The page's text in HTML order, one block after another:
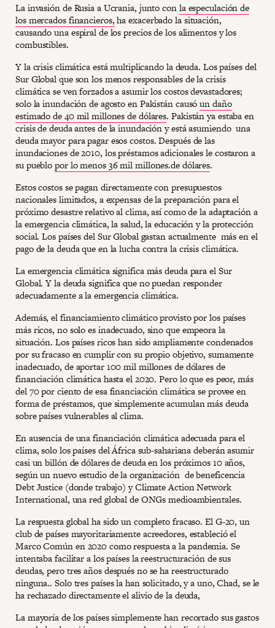
La invasión de Rusia a Ucrania, junto conla especulación de
los mercados financieros,ha exacerbado la situación,
causando una espiral de los precios de los alimentos y los
combustibles.
Y la crisis climática está multiplicando la deuda. Los países del
Sur Global que son los menos responsables de la crisis
climática se ven forzados a asumir los costos devastadores;
solo la inundación de agosto en Pakistán causóun daño
estimado de 40 mil millones de dólares. Pakistán ya estaba en
crisis de deuda antes de la inundación y está asumiendo una
deuda mayor para pagar esos costos. Después de las
inundaciones de 2010, los préstamos adicionales le costaron a
su pueblopor lo menos 36 mil millones.de dólares.
Estos costos se pagan directamente con presupuestos
nacionales limitados, a expensas de la preparación para el
próximo desastre relativo al clima, así como de la adaptación a
la emergencia climática, la salud, la educación y la protección
social. Los países del Sur Global gastan actualmente más en el
pago de la deuda que en la lucha contra la crisis climática.
La emergencia climática significa más deuda para el Sur
Global. Y la deuda significa que no puedan responder
adecuadamente a la emergencia climática.
Además, el financiamiento climático provisto por los países
más ricos, no solo es inadecuado, sino que empeora la
situación. Los países ricos han sido ampliamente condenados
por su fracaso en cumplir con su propio objetivo, sumamente
inadecuado, de aportar 100 mil millones de dólares de
financiación climática hasta el 2020. Pero lo que es peor, más
del 70 por ciento de esa financiación climática se provee en
forma de préstamos, que simplemente acumulan más deuda
sobre países vulnerables al clima.
En ausencia de una financiación climática adecuada para el
clima, solo los países del África sub-sahariana deberán asumir
casi un billón de dólares de deuda en los próximos 10 años,
según un nuevo estudio de la organización de beneficencia
Debt Justice (donde trabajo) y Climate Action Network
International, una red global de ONGs medioambientales.
La respuesta global ha sido un completo fracaso. El G-20, un
club de países mayoritariamente acreedores, estableció el
Marco Común en 2020 como respuesta a la pandemia. Se
intentaba facilitar a los países la reestructuración de sus
deudas, pero tres años después no se ha reestructurado
ninguna.. Solo tres países la han solicitado, y a uno, Chad, se le
ha rechazado directamente el alivio de la deuda,
La mayoría de los países simplemente han recortado sus gastos